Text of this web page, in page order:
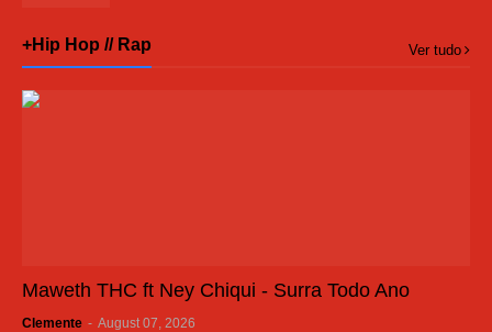
+Hip Hop // Rap Ver tudo
Maweth THC ft Ney Chiqui - Surra Todo Ano
Clemente - August 07, 2026